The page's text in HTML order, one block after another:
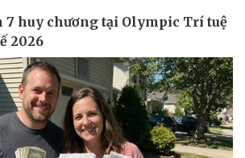
Quân sự - Quốc phòng
Việt Nam
Phân tích